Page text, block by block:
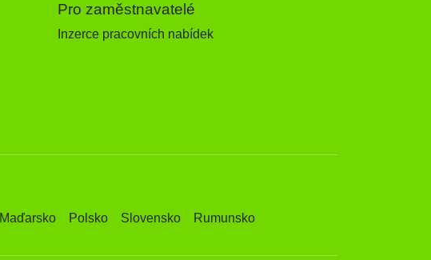
Pro zaměstnavatelé
Inzerce pracovních nabídek
Maďarsko Polsko Slovensko Rumunsko